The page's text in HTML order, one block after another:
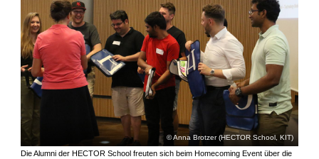
Anna Brotzer (HECTOR School, KIT)
Die Alumni der HECTOR School freuten sich beim Homecoming Event über die